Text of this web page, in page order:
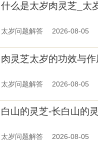
什么是太岁肉灵芝_太
太岁问题解答 2026-08-05
肉灵芝太岁的功效与
太岁问题解答 2026-08-05
白山的灵芝-长白山的
太岁问题解答 2026-08-05